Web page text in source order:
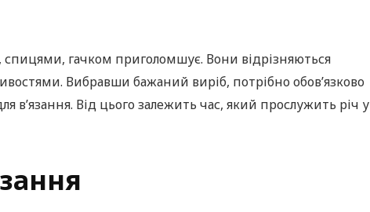
спицями, гачком приголомшує. Вони відрізняються
Вибравши бажаний виріб, потрібно обов’язково
в’язання. Від цього залежить час, який прослужить річ у